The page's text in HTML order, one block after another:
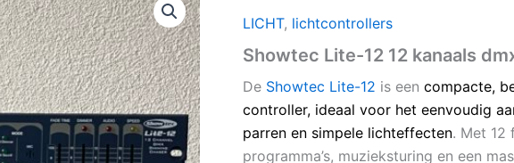
LICHT, lichtcontrollers
Showtec Lite-12 12 kanaals
De Showtec Lite-12 is een compacte,
controller, ideaal voor het eenvoudig
parren en simpele lichteffecten. Met 12
programma’s, muzieksturing en een